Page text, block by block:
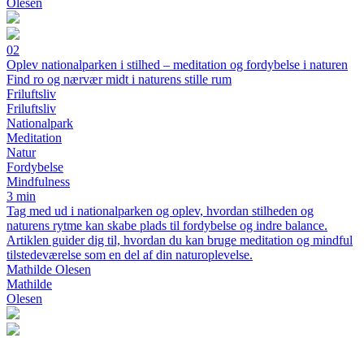
Olesen
02
Oplev nationalparken i stilhed – meditation og fordybelse i naturen
Find ro og nærvær midt i naturens stille rum
Friluftsliv
Friluftsliv
Nationalpark
Meditation
Natur
Fordybelse
Mindfulness
3 min
Tag med ud i nationalparken og oplev, hvordan stilheden og
naturens rytme kan skabe plads til fordybelse og indre balance.
Artiklen guider dig til, hvordan du kan bruge meditation og mindful
tilstedeværelse som en del af din naturoplevelse.
Mathilde Olesen
Mathilde
Olesen